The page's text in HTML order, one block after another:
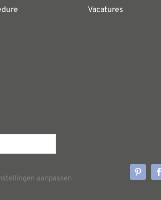
Vacatures
aanpassen